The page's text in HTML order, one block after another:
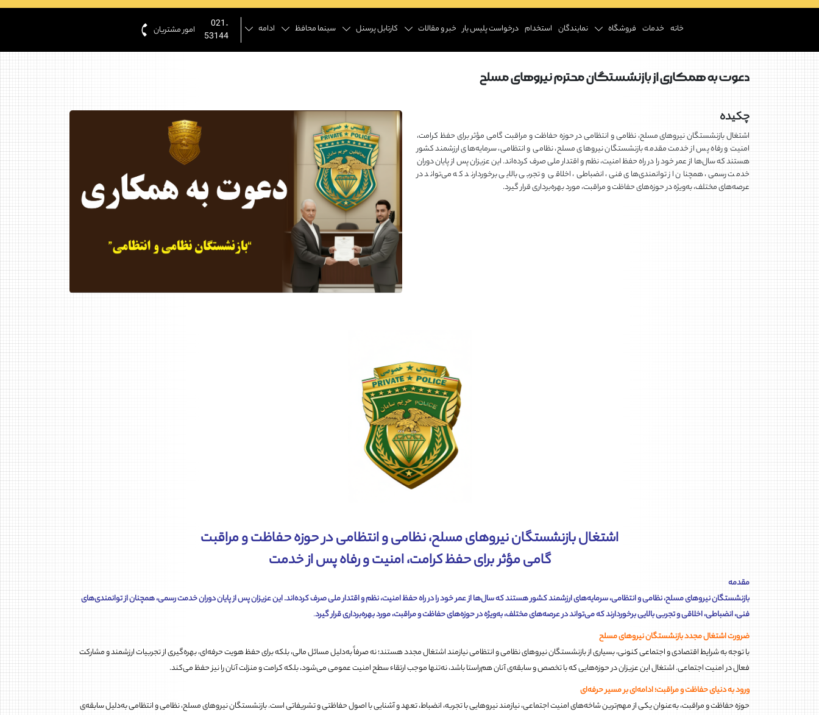
خانه خدمات فروشگاه نمایندگان استخدام درخواست پلیس یار خبر و مقالات کارتابل پرسنل سینما محافظ ادامه
021-
53144
امور مشتریان
دعوت به همکاری از بازنشستگان محترم نیروهای مسلح
چکیده
اشتغال بازنشستگان نیروهای مسلح، نظامی و انتظامی در حوزه حفاظت و مراقبت گامی مؤثر برای حفظ کرامت،
امنیت و رفاه پس از خدمت مقدمه بازنشستگان نیروهای مسلح، نظامی و انتظامی، سرمایه‌های ارزشمند کشور
هستند که سال‌ها از عمر خود را در راه حفظ امنیت، نظم و اقتدار ملی صرف کرده‌اند. این عزیزان پس از پایان دوران
خدمت رسمی، همچنان از توانمندی‌های فنی، انضباطی، اخلاقی و تجربی بالایی برخوردارند که می‌تواند در
عرصه‌های مختلف، به‌ویژه در حوزه‌های حفاظت و مراقبت، مورد بهره‌برداری قرار گیرد.
اشتغال بازنشستگان نیروهای مسلح، نظامی و انتظامی در حوزه حفاظت و مراقبت
گامی مؤثر برای حفظ کرامت، امنیت و رفاه پس از خدمت
مقدمه
بازنشستگان نیروهای مسلح، نظامی و انتظامی، سرمایه‌های ارزشمند کشور هستند که سال‌ها از عمر خود را در راه حفظ امنیت، نظم و اقتدار ملی صرف کرده‌اند. این عزیزان پس از پایان دوران خدمت رسمی، همچنان از توانمندی‌های
فنی، انضباطی، اخلاقی و تجربی بالایی برخوردارند که می‌تواند در عرصه‌های مختلف، به‌ویژه در حوزه‌های حفاظت و مراقبت، مورد بهره‌برداری قرار گیرد.
ضرورت اشتغال مجدد بازنشستگان نیروهای مسلح
با توجه به شرایط اقتصادی و اجتماعی کنونی، بسیاری از بازنشستگان نیروهای نظامی و انتظامی نیازمند اشتغال مجدد هستند؛ نه صرفاً به‌دلیل مسائل مالی، بلکه برای حفظ هویت حرفه‌ای، بهره‌گیری از تجربیات ارزشمند و مشارکت
فعال در امنیت اجتماعی. اشتغال این عزیزان در حوزه‌هایی که با تخصص و سابقه‌ی آنان هم‌راستا باشد، نه‌تنها موجب ارتقاء سطح امنیت عمومی می‌شود، بلکه کرامت و منزلت آنان را نیز حفظ می‌کند.
ورود به دنیای حفاظت و مراقبت؛ ادامه‌ای بر مسیر حرفه‌ای
حوزه حفاظت و مراقبت، به‌عنوان یکی از مهم‌ترین شاخه‌های امنیت اجتماعی، نیازمند نیروهایی با تجربه، انضباط، تعهد و آشنایی با اصول حفاظتی و تشریفاتی است. بازنشستگان نیروهای مسلح، نظامی و انتظامی به‌دلیل سابقه‌ی